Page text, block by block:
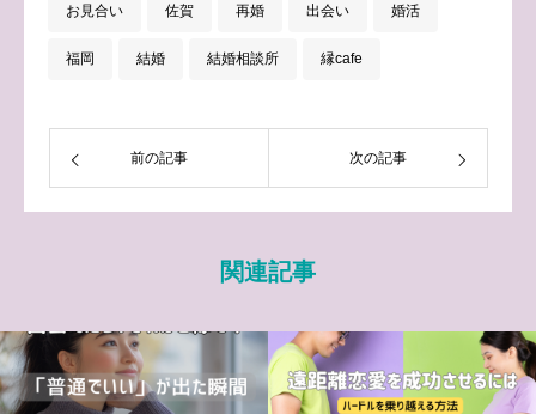
お見合い 佐賀 再婚 出会い 婚活
福岡 結婚 結婚相談所 縁cafe
前の記事 次の記事
関連記事